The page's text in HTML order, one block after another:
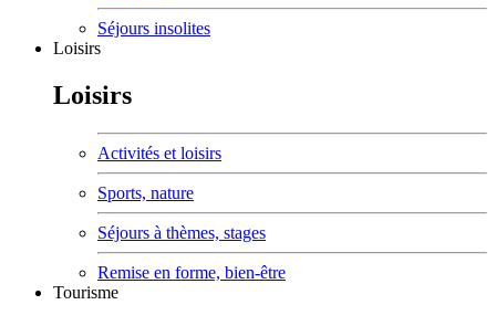
Séjours insolites
Loisirs
Loisirs
Activités et loisirs
Sports, nature
Séjours à thèmes, stages
Remise en forme, bien-être
Tourisme